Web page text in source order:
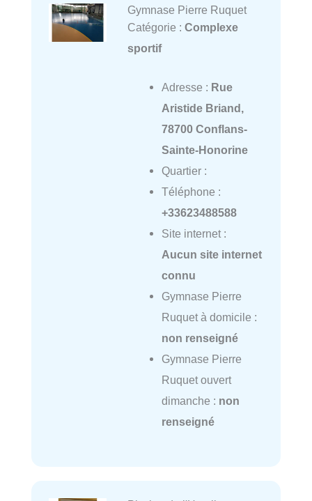
Gymnase Pierre Ruquet
Catégorie : Complexe
sportif
Adresse : Rue
Aristide Briand,
78700 Conflans-
Sainte-Honorine
Quartier :
Téléphone :
+33623488588
Site internet :
Aucun site internet
connu
Gymnase Pierre
Ruquet à domicile :
non renseigné
Gymnase Pierre
Ruquet ouvert
dimanche : non
renseigné